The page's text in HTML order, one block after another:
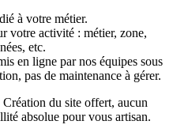
à votre métier.
votre activité : métier, zone,
etc.
en ligne par nos équipes sous
pas de maintenance à gérer.
du site offert, aucun
absolue pour vous artisan.